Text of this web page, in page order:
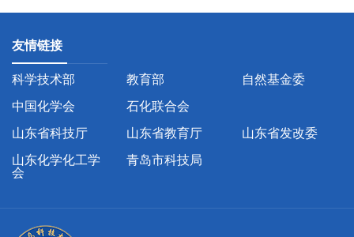
友情链接
科学技术部 教育部
自然基金委
中国化学会
石化联合会
山东省科技厅
山东省教育厅
山东省发改委
山东化学化工学
会
青岛市科技局